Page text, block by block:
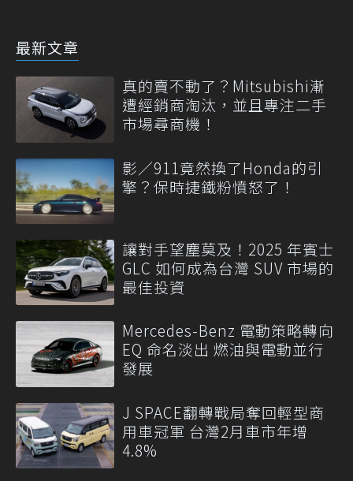
最新文章
真的賣不動了？Mitsubishi漸
遭經銷商淘汰，並且專注二手
市場尋商機！
影／911竟然換了Honda的引
擎？保時捷鐵粉憤怒了！
讓對手望塵莫及！2025 年賓士
GLC 如何成為台灣 SUV 市場的
最佳投資
Mercedes-Benz 電動策略轉向
EQ 命名淡出 燃油與電動並行
發展
J SPACE翻轉戰局奪回輕型商
用車冠軍 台灣2月車市年增
4.8%